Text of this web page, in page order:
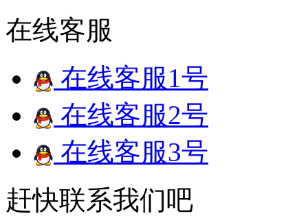
在线客服
在线客服1号
在线客服2号
在线客服3号
赶快联系我们吧